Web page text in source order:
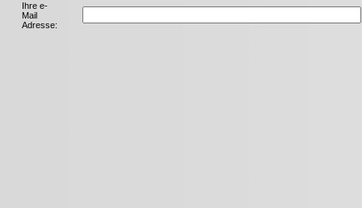
Ihre e-
Mail
Adresse: